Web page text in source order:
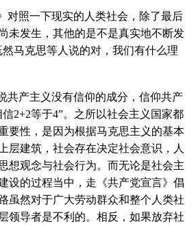
对照一下现实的人类社会，除了最后
未发生，其他的是不是真实地不断发
马克思等人说的对，我们有什么理
共产主义没有信仰的成分，信仰共产
2+2等于4”。之所以社会主义国家都
要性，是因为根据马克思主义的基本
层建筑，社会存在决定社会意识，人
想观念与社会行为。而无论是社会主
设的过程当中，走《共产党宣言》倡
虽然对于广大劳动群众和整个人类社
领导者是不利的。相反，如果放弃社